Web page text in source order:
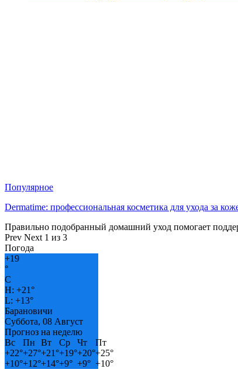
Популярное
Dermatime: профессиональная косметика для ухода за
Правильно подобранный домашний уход помогает
Prev Next 1 из 3
Погода
+19
°
C
H: +21°
L: +13°
Барановичи
Суббота, 08 Август
Прогноз на неделю
Вс
Пн Вт Ср Чт
Пт
+22°+27°+21°+19°+20°+25°
+10°+12°+14°+9° +9° +10°